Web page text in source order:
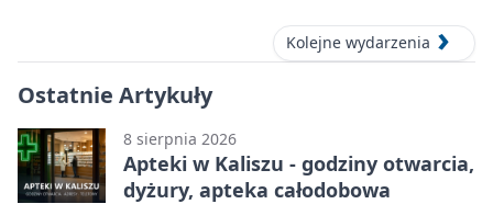
Kolejne wydarzenia
Ostatnie Artykuły
8 sierpnia 2026
Apteki w Kaliszu - godziny otwarcia,
dyżury, apteka całodobowa